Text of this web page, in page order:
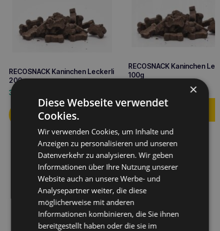
RECOSNACK Kaninchen Leckerli
200g
3,00
RECOSNACK Kaninchen
100g
×
Diese Webseite verwendet
Cookies.
Wir verwenden Cookies, um Inhalte und
Anzeigen zu personalisieren und unseren
Datenverkehr zu analysieren. Wir geben
Informationen über Ihre Nutzung unserer
Website auch an unsere Werbe- und
Analysepartner weiter, die diese
möglicherweise mit anderen
Informationen kombinieren, die Sie ihnen
bereitgestellt haben oder die sie im